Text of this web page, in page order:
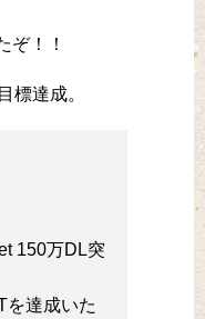
ぞ！！
標達成。
150万DL突
を達成いた